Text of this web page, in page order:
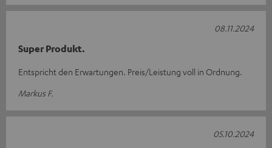
Super Produkt.
Entspricht den Erwartungen. Preis/Leistung voll in Ordnung.
Markus F.
08.11.2024
05.10.2024